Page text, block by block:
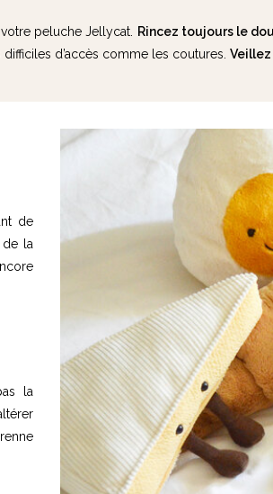
peluche Jellycat. Rincez toujours le
d’accès comme les coutures. Veillez
de
la
la